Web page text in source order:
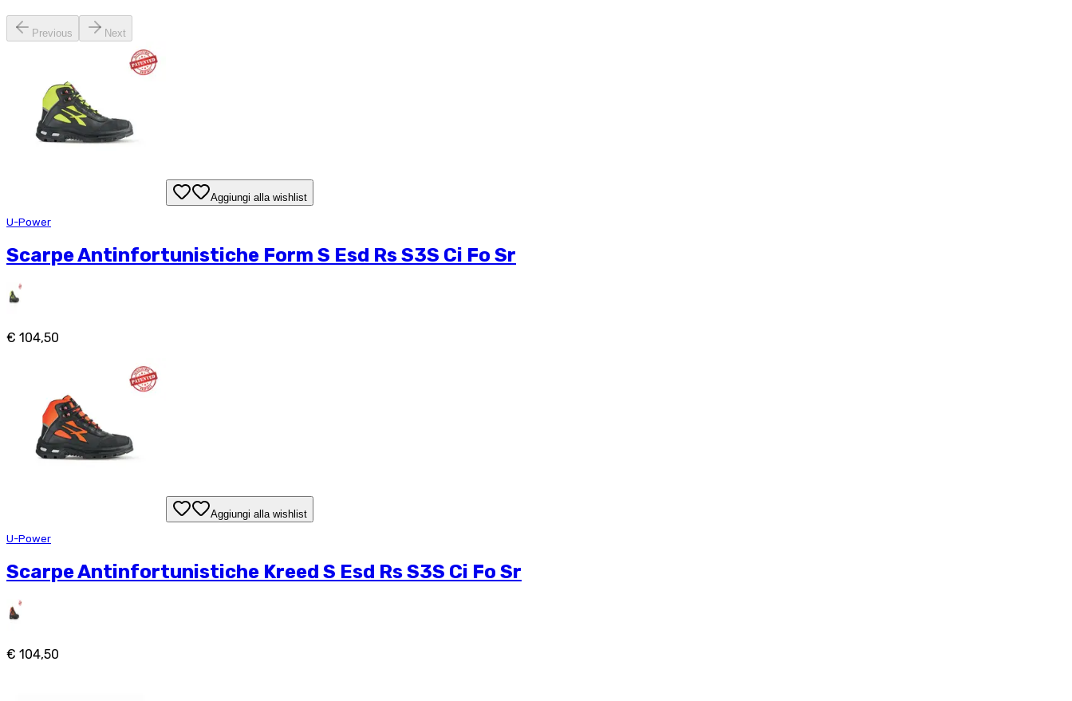
Previous Next
Aggiungi alla wishlist
U-Power
Scarpe Antinfortunistiche Form S Esd Rs S3S Ci Fo Sr
€ 104,50
Aggiungi alla wishlist
U-Power
Scarpe Antinfortunistiche Kreed S Esd Rs S3S Ci Fo Sr
€ 104,50